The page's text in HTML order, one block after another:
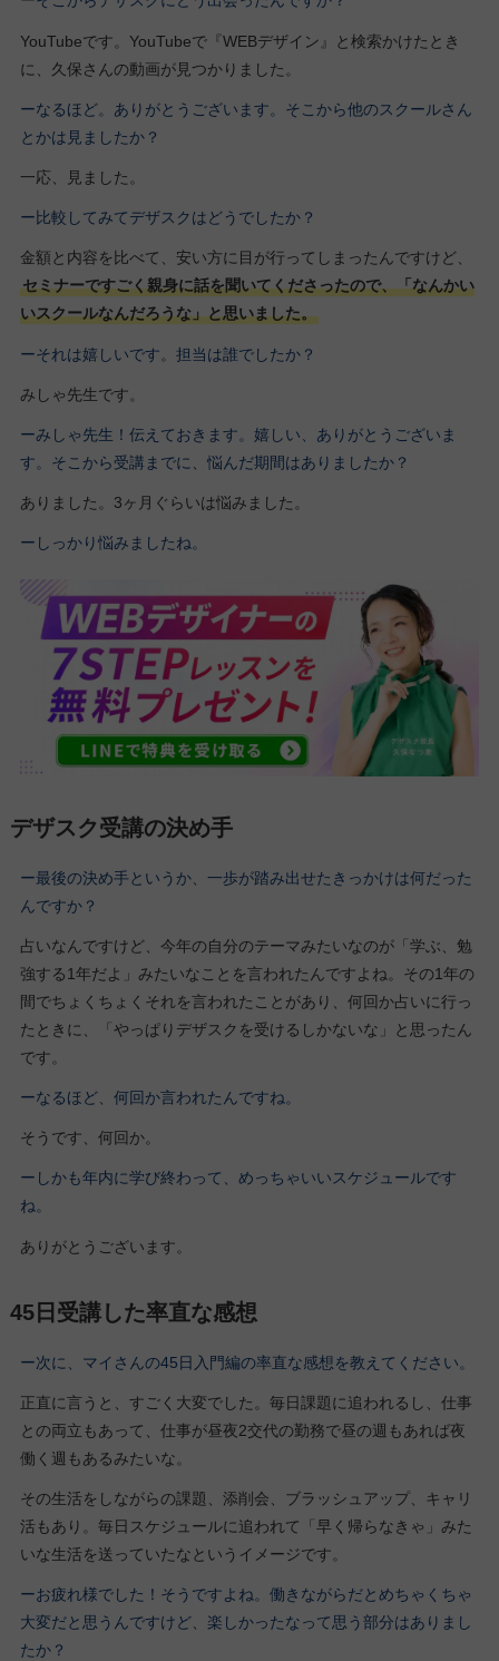
YouTubeです。YouTubeで『WEBデザイン』と検索かけたとき
に、久保さんの動画が見つかりました。
ーなるほど。ありがとうございます。そこから他のスクールさん
とかは見ましたか？
一応、見ました。
ー比較してみてデザスクはどうでしたか？
金額と内容を比べて、安い方に目が行ってしまったんですけど、
セミナーですごく親身に話を聞いてくださったので、「なんかい
いスクールなんだろうな」と思いました。
ーそれは嬉しいです。担当は誰でしたか？
みしゃ先生です。
ーみしゃ先生！伝えておきます。嬉しい、ありがとうございま
す。 そこから受講までに、悩んだ期間はありましたか？
ありました。3ヶ月ぐらいは悩みました。
ーしっかり悩みましたね。
デザスク受講の決め手
ー最後の決め手というか、一歩が踏み出せたきっかけは何だった
んですか？
占いなんですけど、今年の自分のテーマみたいなのが「学ぶ、勉
強する1年だよ」みたいなことを言われたんですよね。その1年の
間でちょくちょくそれを言われたことがあり、何回か占いに行っ
たときに、「やっぱりデザスクを受けるしかないな」と思ったん
です。
ーなるほど、何回か言われたんですね。
そうです、何回か。
ーしかも年内に学び終わって、めっちゃいいスケジュールです
ね。
ありがとうございます。
45日受講した率直な感想
ー次に、マイさんの45日入門編の率直な感想を教えてください。
正直に言うと、すごく大変でした。毎日課題に追われるし、仕事
との両立もあって、仕事が昼夜2交代の勤務で昼の週もあれば夜
働く週もあるみたいな。
その生活をしながらの課題、添削会、ブラッシュアップ、キャリ
活もあり。毎日スケジュールに追われて「早く帰らなきゃ」みた
いな生活を送っていたなというイメージです。
ーお疲れ様でした！そうですよね。働きながらだとめちゃくちゃ
大変だと思うんですけど、楽しかったなって思う部分はありまし
たか？